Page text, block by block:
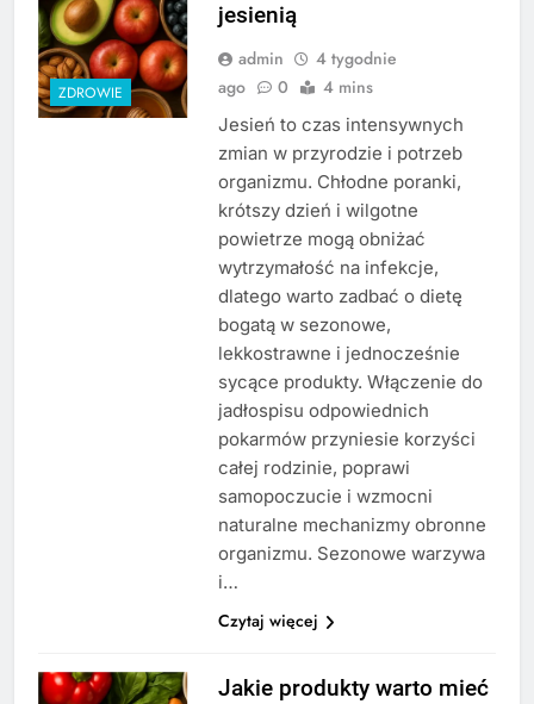
ZDROWIE
jesienią
admin
4 tygodnie
ago
0 4 mins
Jesień to czas intensywnych
zmian w przyrodzie i potrzeb
organizmu. Chłodne poranki,
krótszy dzień i wilgotne
powietrze mogą obniżać
wytrzymałość na infekcje,
dlatego warto zadbać o dietę
bogatą w sezonowe,
lekkostrawne i jednocześnie
sycące produkty. Włączenie do
jadłospisu odpowiednich
pokarmów przyniesie korzyści
całej rodzinie, poprawi
samopoczucie i wzmocni
naturalne mechanizmy obronne
organizmu. Sezonowe warzywa
i…
Czytaj więcej
Jakie produkty warto mieć